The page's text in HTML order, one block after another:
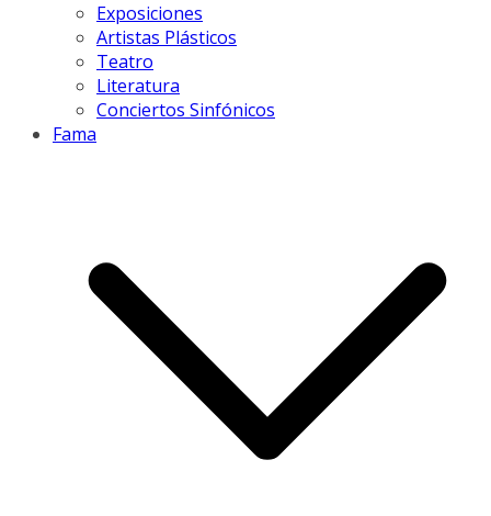
Exposiciones
Artistas Plásticos
Teatro
Literatura
Conciertos Sinfónicos
Fama